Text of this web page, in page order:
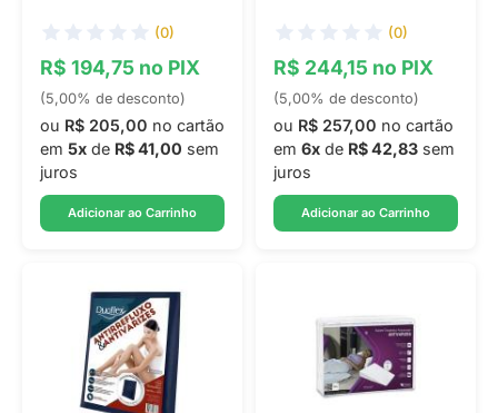
(0)
R$ 194,75 no PIX
(5,00% de desconto)
ou R$ 205,00 no cartão
em 5x de R$ 41,00 sem
juros
Adicionar ao Carrinho
(0)
R$ 244,15 no PIX
(5,00% de desconto)
ou R$ 257,00 no cartão
em 6x de R$ 42,83 sem
juros
Adicionar ao Carrinho